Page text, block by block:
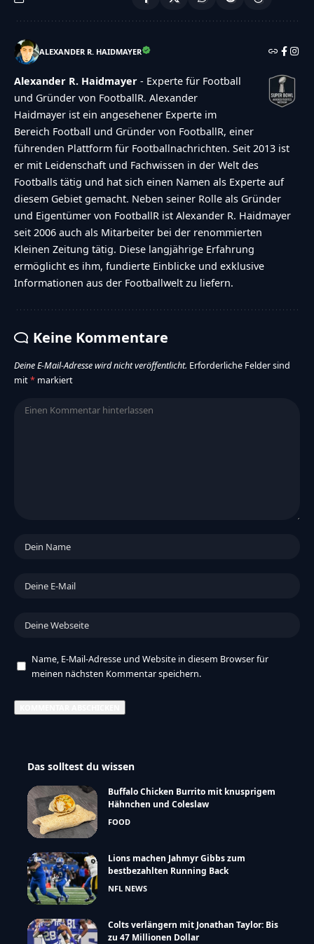
ALEXANDER R. HAIDMAYER
Alexander R. Haidmayer - Experte für Football
und Gründer von FootballR. Alexander
Haidmayer ist ein angesehener Experte im
Bereich Football und Gründer von FootballR, einer
führenden Plattform für Footballnachrichten. Seit 2013 ist
er mit Leidenschaft und Fachwissen in der Welt des
Footballs tätig und hat sich einen Namen als Experte auf
diesem Gebiet gemacht. Neben seiner Rolle als Gründer
und Eigentümer von FootballR ist Alexander R. Haidmayer
seit 2006 auch als Mitarbeiter bei der renommierten
Kleinen Zeitung tätig. Diese langjährige Erfahrung
ermöglicht es ihm, fundierte Einblicke und exklusive
Informationen aus der Footballwelt zu liefern.
Keine Kommentare
Deine E-Mail-Adresse wird nicht veröffentlicht. Erforderliche Felder sind
mit* markiert
Name, E-Mail-Adresse und Website in diesem Browser für
meinen nächsten Kommentar speichern.
Das solltest du wissen
Buffalo Chicken Burrito mit knusprigem
Hähnchen und Coleslaw
FOOD
Lions machen Jahmyr Gibbs zum
bestbezahlten Running Back
NFL NEWS
Colts verlängern mit Jonathan Taylor: Bis
zu 47 Millionen Dollar